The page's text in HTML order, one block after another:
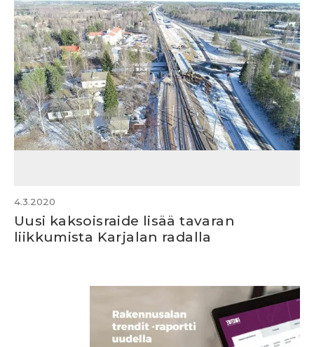
4.3.2020
Uusi kaksoisraide lisää tavaran
liikkumista Karjalan radalla